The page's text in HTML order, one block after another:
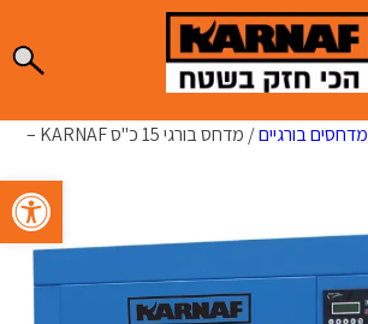
פתח
מדחסים בורגיים
/ מדחס בורגי 15 כ"ס KARNAF –